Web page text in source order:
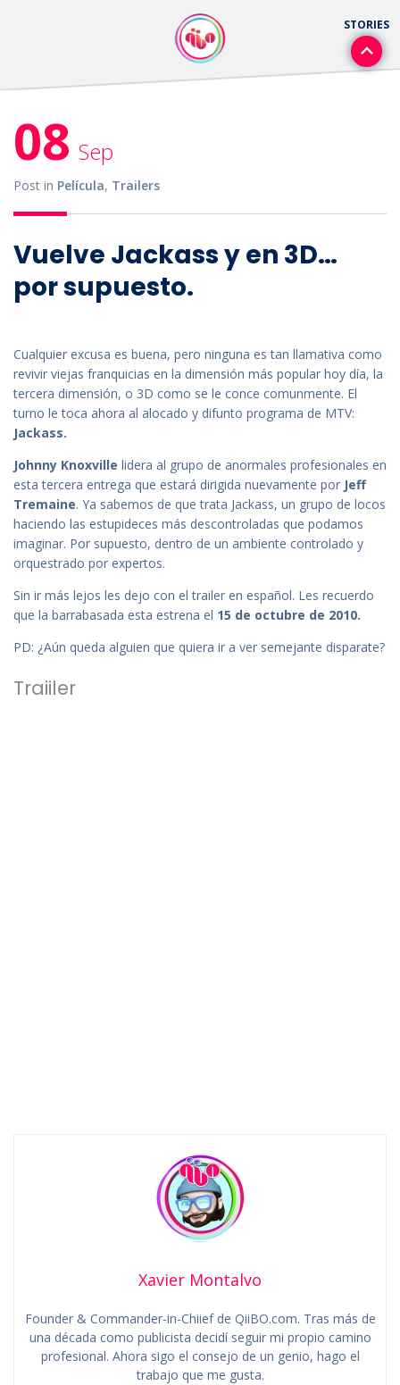
08 Sep
Post in Película, Trailers
Vuelve Jackass y en 3D…
por supuesto.
Cualquier excusa es buena, pero ninguna es tan llamativa como
revivir viejas franquicias en la dimensión más popular hoy día, la
tercera dimensión, o 3D como se le conce comunmente. El
turno le toca ahora al alocado y difunto programa de MTV:
Jackass.
Johnny Knoxville lidera al grupo de anormales profesionales en
esta tercera entrega que estará dirigida nuevamente por Jeff
Tremaine. Ya sabemos de que trata Jackass, un grupo de locos
haciendo las estupideces más descontroladas que podamos
imaginar. Por supuesto, dentro de un ambiente controlado y
orquestrado por expertos.
Sin ir más lejos les dejo con el trailer en español. Les recuerdo
que la barrabasada esta estrena el 15 de octubre de 2010.
PD: ¿Aún queda alguien que quiera ir a ver semejante disparate?
Traiiler
Xavier Montalvo
Founder & Commander-in-Chiief de QiiBO.com. Tras más de
una década como publicista decidí seguir mi propio camino
profesional. Ahora sigo el consejo de un genio, hago el
trabajo que me gusta.